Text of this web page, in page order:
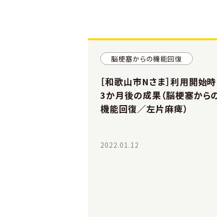
脳梗塞からの機能回復
［和歌山市Nさま］利用開始
3か月後の成果（脳梗塞から
機能回復／左片麻痺）
2022.01.12